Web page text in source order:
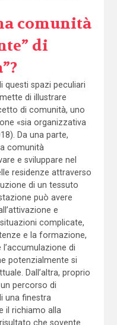
comunità
di
questi spazi peculiari
di illustrare
di comunità, uno
«sia organizzativa
Da una parte,
comunità
e sviluppare nel
residenze attraverso
di un tessuto
può avere
e
complicate,
e la formazione,
di
potenzialmente si
Dall’altra, proprio
percorso di
una finestra
il richiamo alla
che sovente